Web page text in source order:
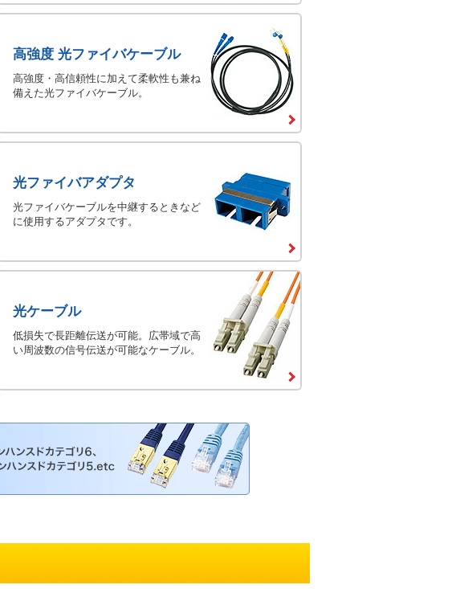
高強度 光ファイバケーブル
高強度・高信頼性に加えて柔軟性も兼ね
備えた光ファイバケーブル。
光ファイバアダプタ
光ファイバケーブルを中継するときなど
に使用するアダプタです。
光ケーブル
低損失で長距離伝送が可能。広帯域で高
い周波数の信号伝送が可能なケーブル。